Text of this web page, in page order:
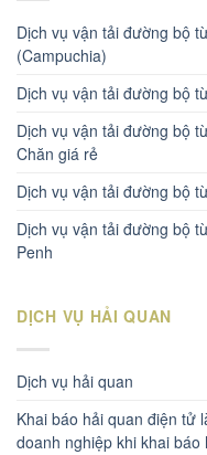
Dịch vụ vận tải đường bộ
(Campuchia)
Dịch vụ vận tải đường bộ
Dịch vụ vận tải đường bộ
Chăn giá rẻ
Dịch vụ vận tải đường bộ
Dịch vụ vận tải đường bộ
Penh
DỊCH VỤ HẢI QUAN
Dịch vụ hải quan
Khai báo hải quan điện tử
doanh nghiệp khi khai